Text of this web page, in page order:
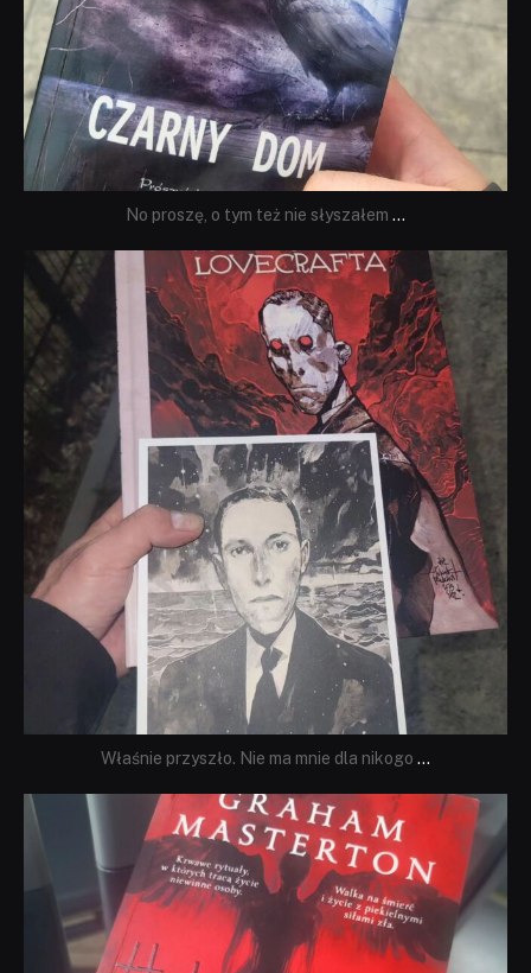
No proszę, o tym też nie słyszałem ...
dobryhorror
Wrz 19
Właśnie przyszło. Nie ma mnie dla nikogo ...
dobryhorror
Sie 23